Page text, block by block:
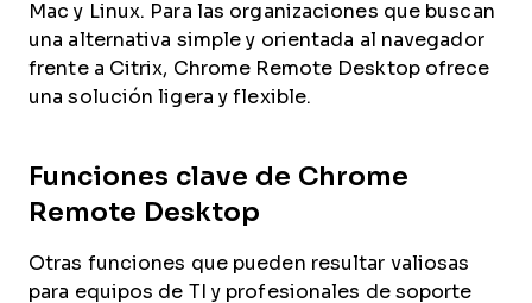
Mac y Linux. Para las organizaciones que buscan
una alternativa simple y orientada al navegador
frente a Citrix, Chrome Remote Desktop ofrece
una solución ligera y flexible.
Funciones clave de Chrome
Remote Desktop
Otras funciones que pueden resultar valiosas
para equipos de TI y profesionales de soporte